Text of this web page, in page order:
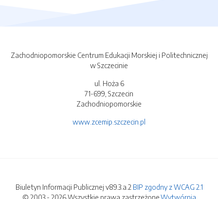
Zachodniopomorskie Centrum Edukacji Morskiej i Politechnicznej
w Szczecinie
ul. Hoża 6
71-699, Szczecin
Zachodniopomorskie
www.zcemip.szczecin.pl
Biuletyn Informacji Publicznej v89.3.a.2 BIP zgodny z WCAG 2.1
© 2003 - 2026 Wszystkie prawa zastrzeżone.Wytwórnia